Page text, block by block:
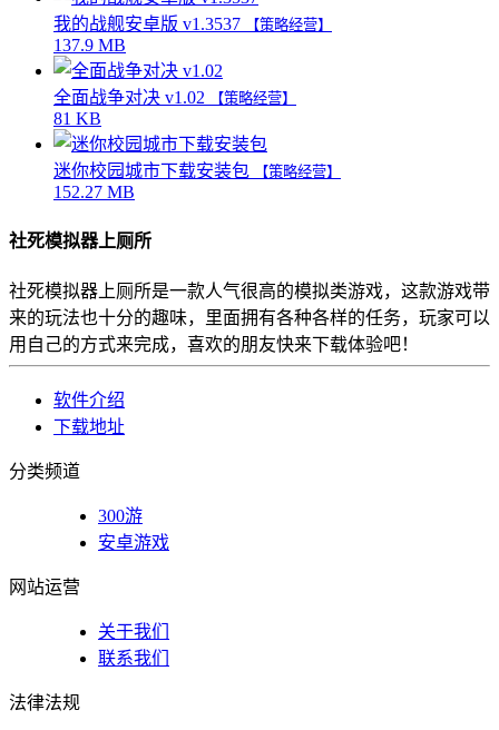
我的战舰安卓版 v1.3537 【策略经营】
137.9 MB
全面战争对决 v1.02 【策略经营】
81 KB
迷你校园城市下载安装包 【策略经营】
152.27 MB
社死模拟器上厕所
社死模拟器上厕所是一款人气很高的模拟类游戏，这款游戏带
来的玩法也十分的趣味，里面拥有各种各样的任务，玩家可以
用自己的方式来完成，喜欢的朋友快来下载体验吧！
软件介绍
下载地址
分类频道
300游
安卓游戏
网站运营
关于我们
联系我们
法律法规